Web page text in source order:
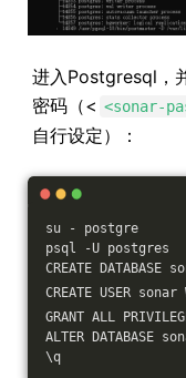
进入Postgresql，
密码（< <sonar-
自行设定）：
su - postgre
psql -U postgres
CREATE DATABASE
CREATE USER sonar
GRANT ALL
ALTER DATABASE
\q